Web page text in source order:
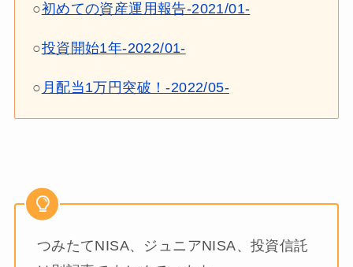
○初めての資産運用報告-2021/01-
○投資開始1年-2022/01-
○ 月配当1万円突破！-2022/05-
つみたてNISA、ジュニアNISA、投資信託